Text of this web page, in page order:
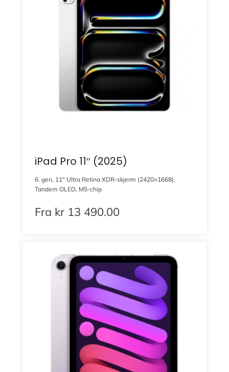
iPad Pro 11″ (2025)
6. gen, 11″ Ultra Retina XDR-skjerm (2420×1668),
Tandem OLED, M5-chip
Fra kr 13 490.00